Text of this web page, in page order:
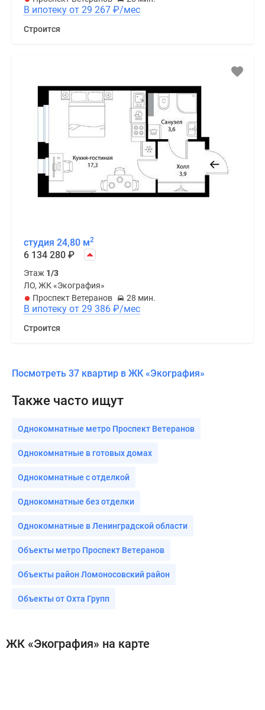
В ипотеку от 29 267 ₽/мес
Строится
студия 24,80 м2
6 134 280 ₽
Этаж 1/3
ЛО, ЖК «Экография»
Проспект Ветеранов
28 мин.
В ипотеку от 29 386 ₽/мес
Строится
Посмотреть 37 квартир в ЖК «Экография»
Также часто ищут
Однокомнатные метро Проспект Ветеранов
Однокомнатные в готовых домах
Однокомнатные с отделкой
Однокомнатные без отделки
Однокомнатные в Ленинградской области
Объекты метро Проспект Ветеранов
Объекты район Ломоносовский район
Объекты от Охта Групп
ЖК «Экография» на карте